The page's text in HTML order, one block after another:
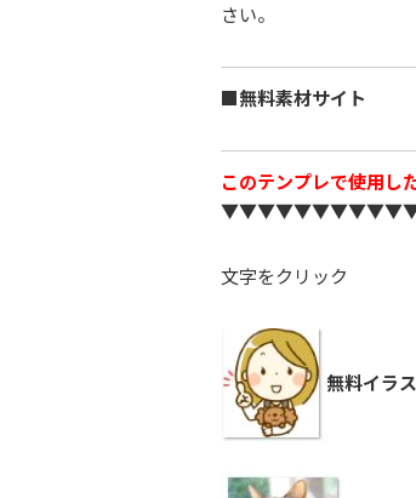
さい。
■無料素材サイト
このテンプレで使用し
文字をクリック
無料イラ